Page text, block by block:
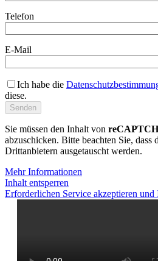
Telefon
E-Mail
Ich habe die
diese.
Sie müssen den Inhalt von
abzuschicken. Bitte beachten Sie, dass
Drittanbietern ausgetauscht werden.
Mehr Informationen
Inhalt entsperren
Erforderlichen Service akzeptieren und